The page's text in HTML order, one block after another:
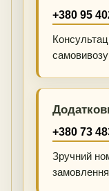
+380 95
+380 73
Зручний
замовлення